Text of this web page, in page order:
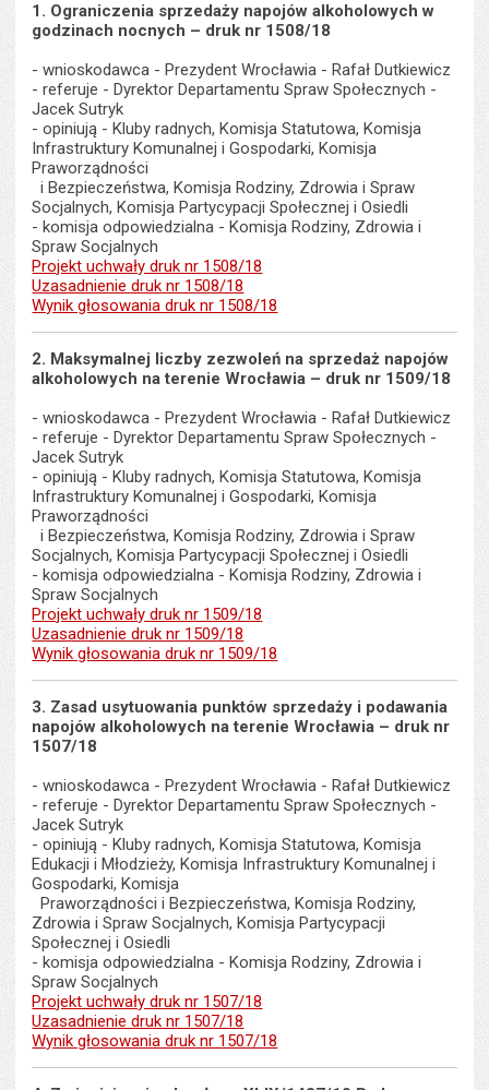
1. Ograniczenia sprzedaży napojów alkoholowych w
godzinach nocnych – druk nr 1508/18
- wnioskodawca - Prezydent Wrocławia - Rafał Dutkiewicz
- referuje - Dyrektor Departamentu Spraw Społecznych -
Jacek Sutryk
- opiniują - Kluby radnych, Komisja Statutowa, Komisja
Infrastruktury Komunalnej i Gospodarki, Komisja
Praworządności
i Bezpieczeństwa, Komisja Rodziny, Zdrowia i Spraw
Socjalnych, Komisja Partycypacji Społecznej i Osiedli
- komisja odpowiedzialna - Komisja Rodziny, Zdrowia i
Spraw Socjalnych
Projekt uchwały druk nr 1508/18
Uzasadnienie druk nr 1508/18
Wynik głosowania druk nr 1508/18
2. Maksymalnej liczby zezwoleń na sprzedaż napojów
alkoholowych na terenie Wrocławia – druk nr 1509/18
- wnioskodawca - Prezydent Wrocławia - Rafał Dutkiewicz
- referuje - Dyrektor Departamentu Spraw Społecznych -
Jacek Sutryk
- opiniują - Kluby radnych, Komisja Statutowa, Komisja
Infrastruktury Komunalnej i Gospodarki, Komisja
Praworządności
i Bezpieczeństwa, Komisja Rodziny, Zdrowia i Spraw
Socjalnych, Komisja Partycypacji Społecznej i Osiedli
- komisja odpowiedzialna - Komisja Rodziny, Zdrowia i
Spraw Socjalnych
Projekt uchwały druk nr 1509/18
Uzasadnienie druk nr 1509/18
Wynik głosowania druk nr 1509/18
3. Zasad usytuowania punktów sprzedaży i podawania
napojów alkoholowych na terenie Wrocławia – druk nr
1507/18
- wnioskodawca - Prezydent Wrocławia - Rafał Dutkiewicz
- referuje - Dyrektor Departamentu Spraw Społecznych -
Jacek Sutryk
- opiniują - Kluby radnych, Komisja Statutowa, Komisja
Edukacji i Młodzieży, Komisja Infrastruktury Komunalnej i
Gospodarki, Komisja
Praworządności i Bezpieczeństwa, Komisja Rodziny,
Zdrowia i Spraw Socjalnych, Komisja Partycypacji
Społecznej i Osiedli
- komisja odpowiedzialna - Komisja Rodziny, Zdrowia i
Spraw Socjalnych
Projekt uchwały druk nr 1507/18
Uzasadnienie druk nr 1507/18
Wynik głosowania druk nr 1507/18